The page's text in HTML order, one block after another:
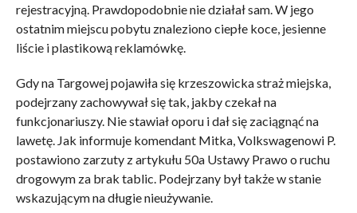
rejestracyjną. Prawdopodobnie nie działał sam. W jego
ostatnim miejscu pobytu znaleziono ciepłe koce, jesienne
liście i plastikową reklamówkę.
Gdy na Targowej pojawiła się krzeszowicka straż miejska,
podejrzany zachowywał się tak, jakby czekał na
funkcjonariuszy. Nie stawiał oporu i dał się zaciągnąć na
lawetę. Jak informuje komendant Mitka, Volkswagenowi P.
postawiono zarzuty z artykułu 50a Ustawy Prawo o ruchu
drogowym za brak tablic. Podejrzany był także w stanie
wskazującym na długie nieużywanie.